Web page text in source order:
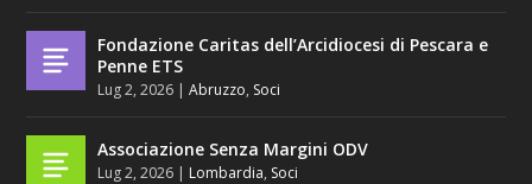
Fondazione Caritas dell’Arcidiocesi di Pescara e
Penne ETS
Lug 2, 2026 |Abruzzo, Soci
Associazione Senza Margini ODV
Lug 2, 2026 | Lombardia, Soci